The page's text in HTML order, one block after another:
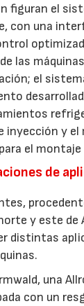
figuran el
con una
las
el
inyección y
el montaje
de
y este de
distintas
una
con un